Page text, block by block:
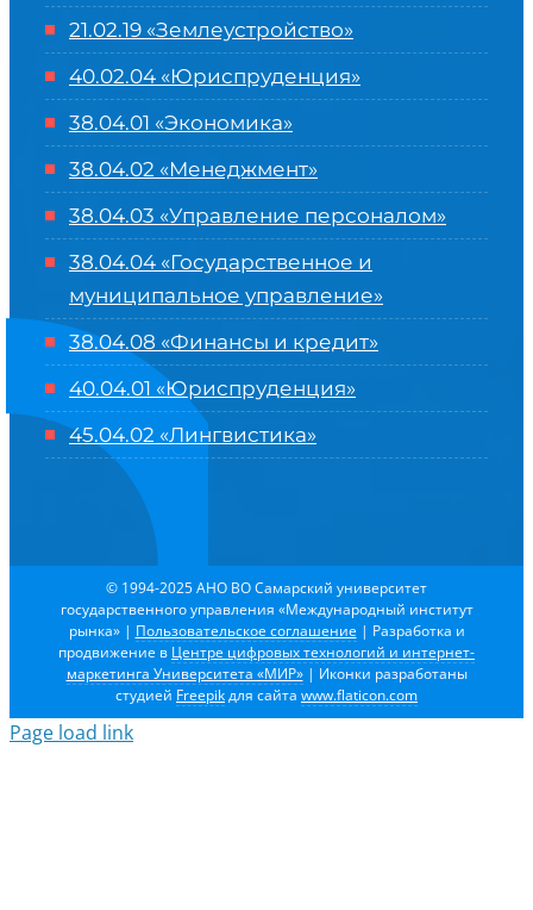
21.02.19 «Землеустройство»
40.02.04 «Юриспруденция»
38.04.01 «Экономика»
38.04.02 «Менеджмент»
38.04.03 «Управление персоналом»
38.04.04 «Государственное и
муниципальное управление»
38.04.08 «Финансы и кредит»
40.04.01 «Юриспруденция»
45.04.02 «Лингвистика»
© 1994-2025 АНО ВО Самарский университет
государственного управления «Международный институт
рынка» | Пользовательское соглашение | Разработка и
продвижение в Центре цифровых технологий и интернет-
маркетинга Университета «МИР»| Иконки разработаны
студией Freepikдля сайта www.flaticon.com
Page load link